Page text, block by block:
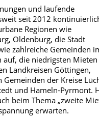
und laufende
seit 2012
Regionen wie
Oldenburg, die Stadt
zahlreiche Gemeinden
die niedrigsten Mieten
Landkreisen Göttingen,
der Kreise
und Hameln-Pyrmont.
beim Thema „zweite
erwarten.